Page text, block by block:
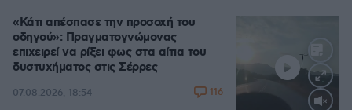
«Κάτι απέσπασε την προσοχή του
οδηγού»: Πραγματογνώμονας
επιχειρεί να ρίξει φως στα αίτια του
δυστυχήματος στις Σέρρες
07.08.2026, 18:54 116